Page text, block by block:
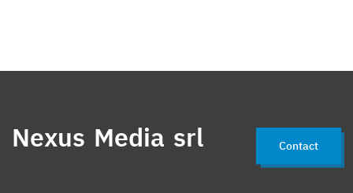
Nexus Media srl Contact